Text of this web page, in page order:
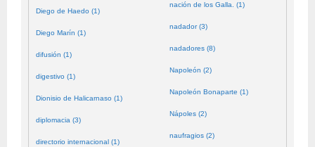
Diego de Haedo (1)
Diego Marín (1)
difusión (1)
digestivo (1)
Dionisio de Halicarnaso (1)
diplomacia (3)
directorio internacional (1)
nación de los Galla. (1)
nadador (3)
nadadores (8)
Napoleón (2)
Napoleón Bonaparte (1)
Nápoles (2)
naufragios (2)